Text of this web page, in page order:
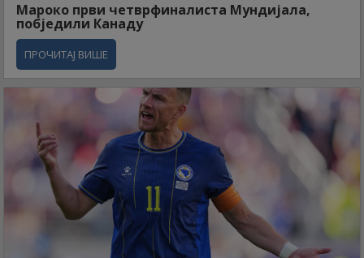
Мароко први четврфиналиста Мундијала,
побједили Канаду
ПРОЧИТАЈ ВИШЕ